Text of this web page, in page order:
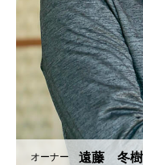
オーナー 遠藤 冬樹